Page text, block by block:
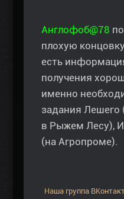
Англофоб@78
плохую
есть
получения
именно
задания Лешего
в Рыжем Лесу),
(на Агропроме).
Наша группа